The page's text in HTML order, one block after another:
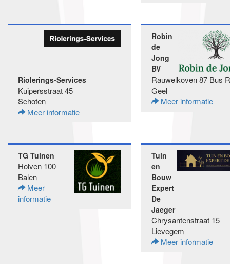
Riolerings-Services
Kuipersstraat 45
Schoten
Meer informatie
Robin
de
Jong
BV
Rauwelkoven 87 Bus R
Geel
Meer informatie
TG Tuinen
Holven 100
Balen
Meer
informatie
Tuin
en
Bouw
Expert
De
Jaeger
Chrysantenstraat 15
Lievegem
Meer informatie